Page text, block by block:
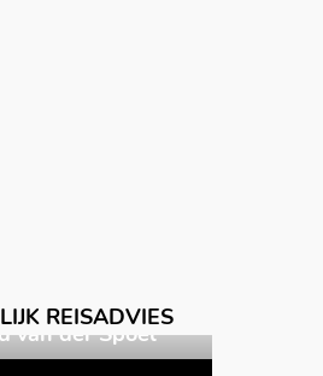
REISADVIES
van der Spoel